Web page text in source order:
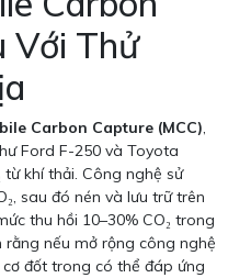
Với Thử
Carbon Capture (MCC),
Ford F-250 và Toyota
khí thải. Công nghệ sử
sau đó nén và lưu trữ trên
thu hồi 10–30% CO₂ trong
nếu mở rộng công nghệ
đốt trong có thể đáp ứng